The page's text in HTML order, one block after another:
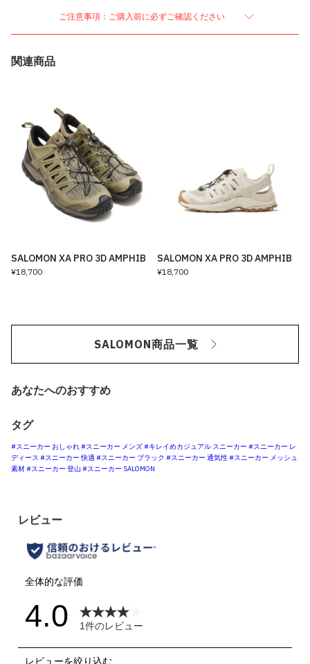
ご注意事項：ご購入前に必ずご確認ください
関連商品
SALOMON XA PRO 3D AMPHIB
¥18,700
SALOMON XA PRO 3D AMPHIB
¥18,700
SALOMON商品一覧
あなたへのおすすめ
タグ
#スニーカー おしゃれ#スニーカー メンズ#キレイめカジュアル スニーカー #スニーカー レ
ディース #スニーカー 快適 #スニーカー ブラック #スニーカー 通気性#スニーカー メッシュ
素材#スニーカー 登山 #スニーカー SALOMON